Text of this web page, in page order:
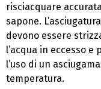
risciacquare
sapone.
devono essere
l’acqua in eccesso
l’uso di un
temperatura.